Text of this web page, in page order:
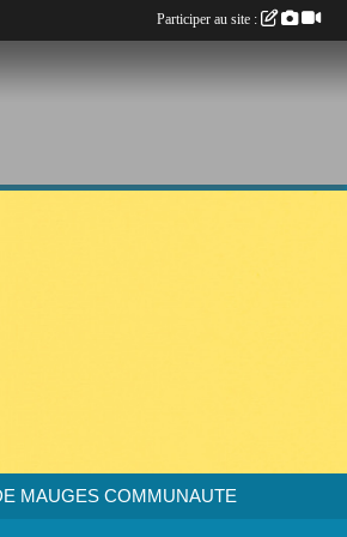
MAUGES COMMUNAUTE
Participer au site :